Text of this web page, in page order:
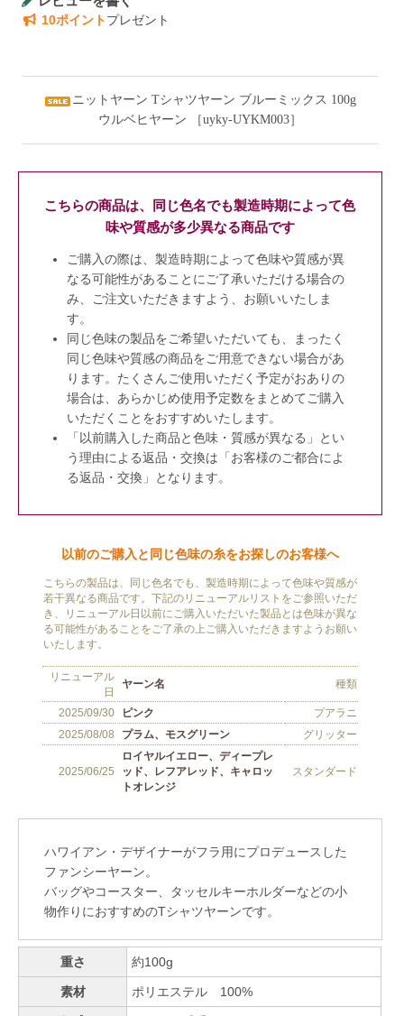
10ポイントプレゼント
ニットヤーン Tシャツヤーン ブルーミックス 100g
ウルベヒヤーン ［uyky-UYKM003］
こちらの商品は、同じ色名でも製造時期によって色
味や質感が多少異なる商品です
ご購入の際は、製造時期によって色味や質感が異
なる可能性があることにご了承いただける場合の
み、ご注文いただきますよう、お願いいたしま
す。
同じ色味の製品をご希望いただいても、まったく
同じ色味や質感の商品をご用意できない場合があ
ります。たくさんご使用いただく予定がおありの
場合は、あらかじめ使用予定数をまとめてご購入
いただくことをおすすめいたします。
「以前購入した商品と色味・質感が異なる」とい
う理由による返品・交換は「お客様のご都合によ
る返品・交換」となります。
ハワイアン・デザイナーがフラ用にプロデュースした
ファンシーヤーン。
バッグやコースター、タッセルキーホルダーなどの小
物作りにおすすめのTシャツヤーンです。
重さ 約100g
素材 ポリエステル 100%